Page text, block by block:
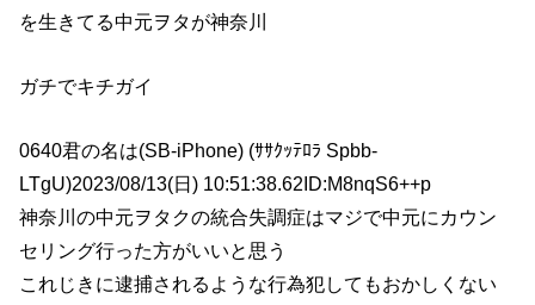
を生きてる中元ヲタが神奈川
ガチでキチガイ
0640君の名は(SB-iPhone) (ｻｻｸｯﾃﾛﾗ Spbb-
LTgU)2023/08/13(日) 10:51:38.62ID:M8nqS6++p
神奈川の中元ヲタクの統合失調症はマジで中元にカウン
セリング行った方がいいと思う
これじきに逮捕されるような行為犯してもおかしくない